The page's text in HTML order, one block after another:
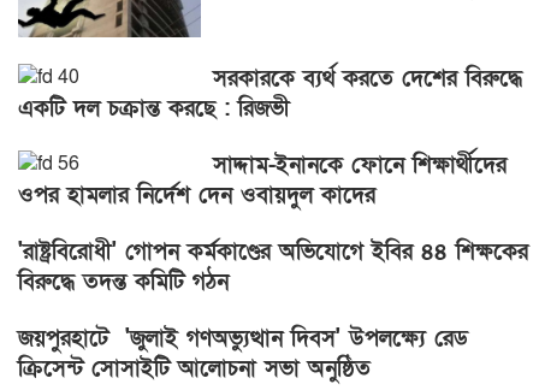
সরকারকে ব্যর্থ করতে দেশের বিরুদ্ধে
একটি দল চক্রান্ত করছে : রিজভী
সাদ্দাম-ইনানকে ফোনে শিক্ষার্থীদের
ওপর হামলার নির্দেশ দেন ওবায়দুল কাদের
'রাষ্ট্রবিরোধী' গোপন কর্মকাণ্ডের অভিযোগে ইবির ৪৪ শিক্ষকের
বিরুদ্ধে তদন্ত কমিটি গঠন
জয়পুরহাটে 'জুলাই গণঅভ্যুত্থান দিবস' উপলক্ষ্যে রেড
ক্রিসেন্ট সোসাইটি আলোচনা সভা অনুষ্ঠিত